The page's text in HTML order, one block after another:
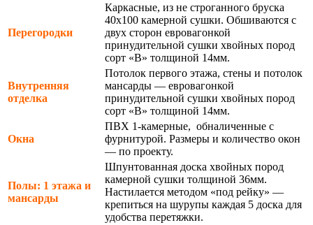
Перегородки
Каркасные, из не строганного бруска
40х100 камерной сушки. Обшиваются с
двух сторон евровагонкой
принудительной сушки хвойных пород
сорт «В» толщиной 14мм.
Внутренняя
отделка
Потолок первого этажа, стены и потолок
мансарды — евровагонкой
принудительной сушки хвойных пород
сорт «В» толщиной 14мм.
Окна
ПВХ 1-камерные, обналиченные с
фурнитурой. Размеры и количество окон
— по проекту.
Полы: 1 этажа и
мансарды
Шпунтованная доска хвойных пород
камерной сушки толщиной 36мм.
Настилается методом «под рейку» —
крепиться на шурупы каждая 5 доска для
удобства перетяжки.